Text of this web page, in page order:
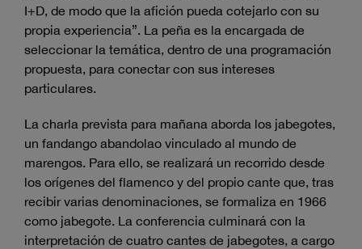
I+D, de modo que la afición pueda cotejarlo con su
propia experiencia”. La peña es la encargada de
seleccionar la temática, dentro de una programación
propuesta, para conectar con sus intereses
particulares.
La charla prevista para mañana aborda los jabegotes,
un fandango abandolao vinculado al mundo de
marengos. Para ello, se realizará un recorrido desde
los orígenes del flamenco y del propio cante que, tras
recibir varias denominaciones, se formaliza en 1966
como jabegote. La conferencia culminará con la
interpretación de cuatro cantes de jabegotes, a cargo